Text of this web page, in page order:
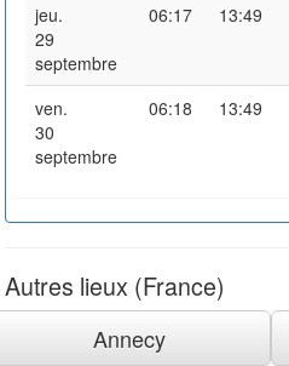
jeu.
29
septembre
06:17 13:49
ven.
30
septembre
06:18 13:49
Autres lieux (France)
Annecy